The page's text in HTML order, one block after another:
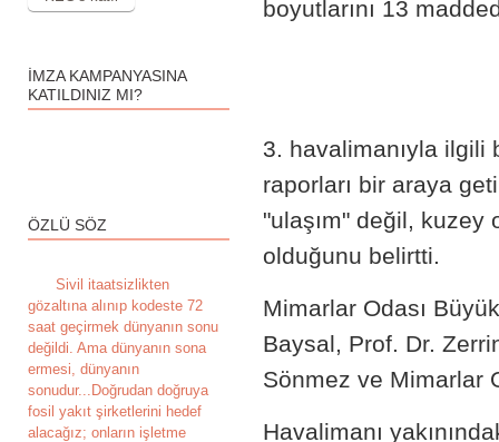
boyutlarını 13
3. havalimanıyla ilgili
raporları bir araya
"ulaşım" değil, kuzey
olduğunu belirtti.
Mimarlar Odası
Baysal, Prof. Dr.
Sönmez ve Mimarlar
Havalimanı
İMZA KAMPANYASINA
KATILDINIZ MI?
ÖZLÜ SÖZ
Sivil itaatsizlikten
gözaltına alınıp kodeste 72
saat geçirmek dünyanın sonu
değildi. Ama dünyanın sona
ermesi, dünyanın
sonudur...Doğrudan doğruya
fosil yakıt şirketlerini hedef
alacağız; onların işletme